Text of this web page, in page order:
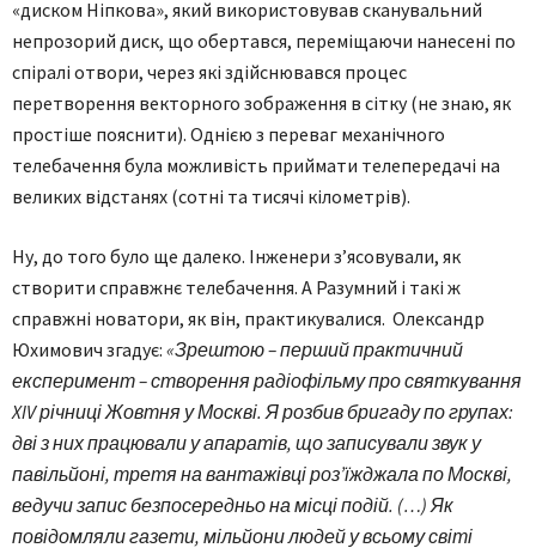
«диском Ніпкова», який використовував сканувальний
непрозорий диск, що обертався, переміщаючи нанесені по
спіралі отвори, через які здійснювався процес
перетворення векторного зображення в сітку (не знаю, як
простіше пояснити). Однією з переваг механічного
телебачення була можливість приймати телепередачі на
великих відстанях (сотні та тисячі кілометрів).
Ну, до того було ще далеко. Інженери з’ясовували, як
створити справжнє телебачення. А Разумний і такі ж
справжні новатори, як він, практикувалися. Олександр
Юхимович згадує: «Зрештою – перший практичний
експеримент – створення радіофільму про святкування
XIV річниці Жовтня у Москві. Я розбив бригаду по групах:
дві з них працювали у апаратів, що записували звук у
павільйоні, третя на вантажівці роз’їжджала по Москві,
ведучи запис безпосередньо на місці подій. (…) Як
повідомляли газети, мільйони людей у ​​всьому світі